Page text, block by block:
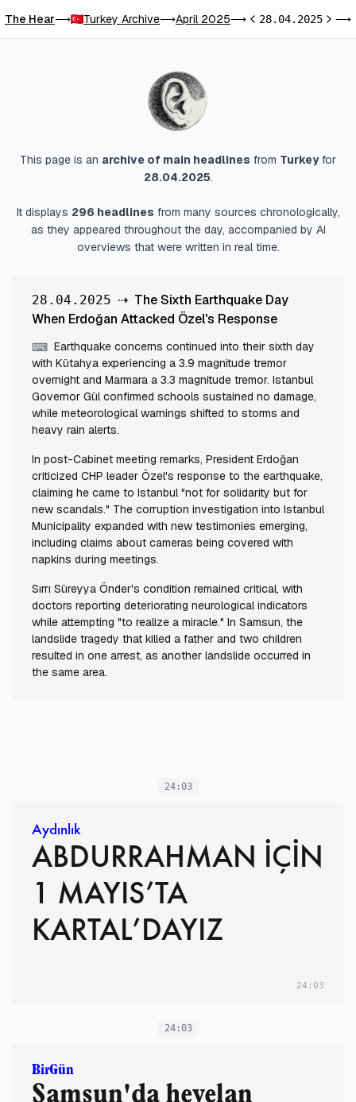
The Hear⟶ Turkey Archive⟶April 2025⟶Previous day
28.04.2025Next⟶
This page is an archive of main headlines from Turkeyfor
28.04.2025.
It displays 296 headlines from many sources chronologically,
as they appeared throughout the day, accompanied by AI
overviews that were written in real time.
28.04.2025 ⇢ The Sixth Earthquake Day
When Erdoğan Attacked Özel's Response
⌨ Earthquake concerns continued into their sixth day
with Kütahya experiencing a 3.9 magnitude tremor
overnight and Marmara a 3.3 magnitude tremor. Istanbul
Governor Gül confirmed schools sustained no damage,
while meteorological warnings shifted to storms and
heavy rain alerts.
In post-Cabinet meeting remarks, President Erdoğan
criticized CHP leader Özel's response to the earthquake,
claiming he came to Istanbul "not for solidarity but for
new scandals." The corruption investigation into Istanbul
Municipality expanded with new testimonies emerging,
including claims about cameras being covered with
napkins during meetings.
Sırrı Süreyya Önder's condition remained critical, with
doctors reporting deteriorating neurological indicators
while attempting "to realize a miracle." In Samsun, the
landslide tragedy that killed a father and two children
resulted in one arrest, as another landslide occurred in
the same area.
24:03
Aydınlık
ABDURRAHMAN İÇİN
1 MAYIS’TA
KARTAL’DAYIZ
24:03
24:03
BirGün
Samsun'da heyelan